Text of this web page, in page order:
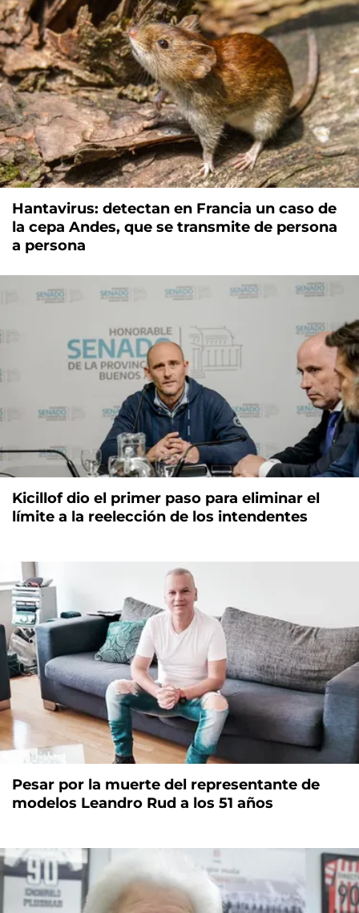
Hantavirus: detectan en Francia un caso de
la cepa Andes, que se transmite de persona
a persona
Kicillof dio el primer paso para eliminar el
límite a la reelección de los intendentes
Pesar por la muerte del representante de
modelos Leandro Rud a los 51 años